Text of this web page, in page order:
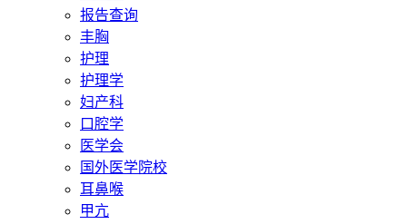
报告查询
丰胸
护理
护理学
妇产科
口腔学
医学会
国外医学院校
耳鼻喉
甲亢